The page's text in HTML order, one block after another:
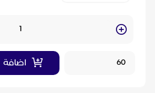
Quantity
اضافة